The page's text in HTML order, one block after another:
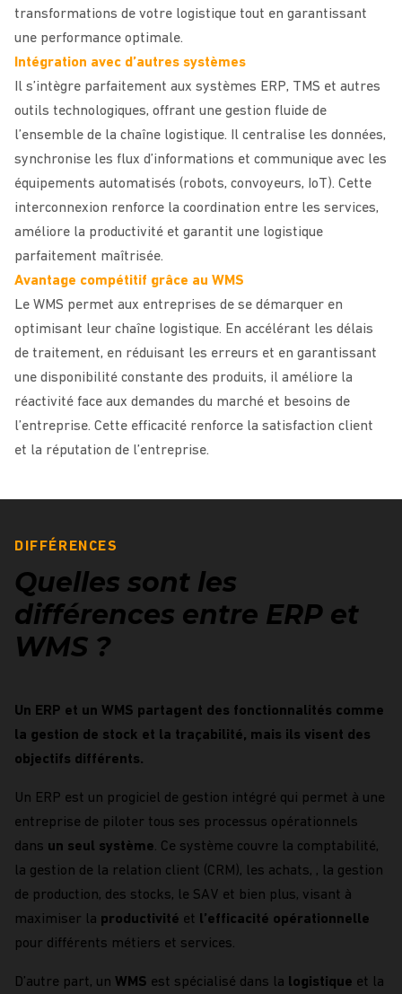
transformations de votre logistique tout en garantissant
une performance optimale.
Intégration avec d’autres systèmes
Il s’intègre parfaitement aux systèmes ERP, TMS et autres
outils technologiques, offrant une gestion fluide de
l’ensemble de la chaîne logistique. Il centralise les données,
synchronise les flux d’informations et communique avec les
équipements automatisés (robots, convoyeurs, IoT). Cette
interconnexion renforce la coordination entre les services,
améliore la productivité et garantit une logistique
parfaitement maîtrisée.
Avantage compétitif grâce au WMS
Le WMS permet aux entreprises de se démarquer en
optimisant leur chaîne logistique. En accélérant les délais
de traitement, en réduisant les erreurs et en garantissant
une disponibilité constante des produits, il améliore la
réactivité face aux demandes du marché et besoins de
l’entreprise. Cette efficacité renforce la satisfaction client
et la réputation de l’entreprise.
DIFFÉRENCES
Quelles sont les
différences entre ERP et
WMS ?
Un ERP et un WMS partagent des fonctionnalités comme
la gestion de stock et la traçabilité, mais ils visent des
objectifs différents.
Un ERP est un progiciel de gestion intégré qui permet à une
entreprise de piloter tous ses processus opérationnels
dans un seul système. Ce système couvre la comptabilité,
la gestion de la relation client (CRM), les achats, , la gestion
de production, des stocks, le SAV et bien plus, visant à
maximiser la productivité et l’efficacité opérationnelle
pour différents métiers et services.
D’autre part, un WMS est spécialisé dans la logistique et la